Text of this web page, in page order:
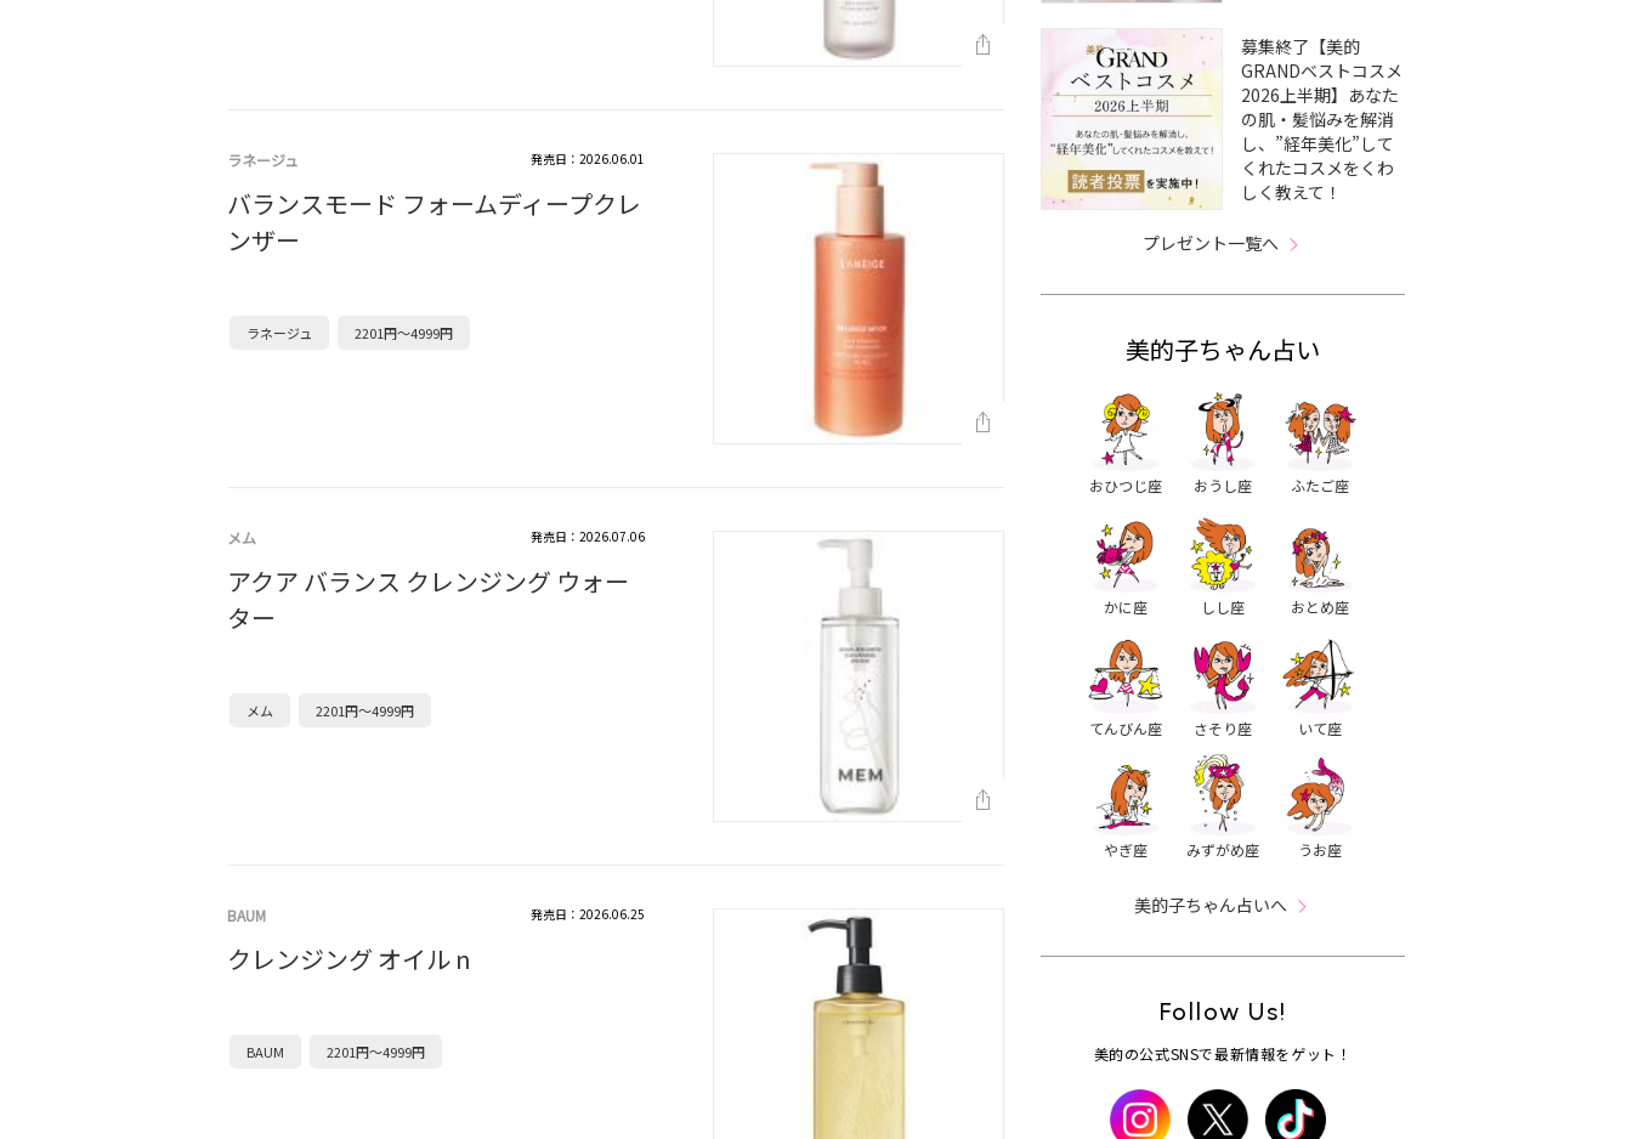
ラネージュ 発売日：2026.06.01
バランスモード フォームディープクレ
ンザー
ラネージュ 2201円～4999円
メム 発売日：2026.07.06
アクア バランス クレンジング ウォー
ター
メム 2201円～4999円
BAUM 発売日：2026.06.25
クレンジング オイル n
BAUM 2201円～4999円
募集終了【美的
GRANDベストコスメ
2026上半期】あなた
の肌・髪悩みを解消
し、”経年美化”して
くれたコスメをくわ
しく教えて！
プレゼント一覧へ
美的子ちゃん占い
おひつじ座 おうし座 ふたご座
かに座 しし座 おとめ座
てんびん座 さそり座 いて座
やぎ座 みずがめ座 うお座
美的子ちゃん占いへ
Follow Us!
美的の公式SNSで最新情報をゲット！